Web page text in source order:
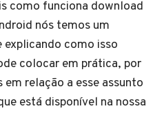
como funciona download
nós temos um
como isso
colocar em prática, por
relação a esse assunto
está disponível na nossa